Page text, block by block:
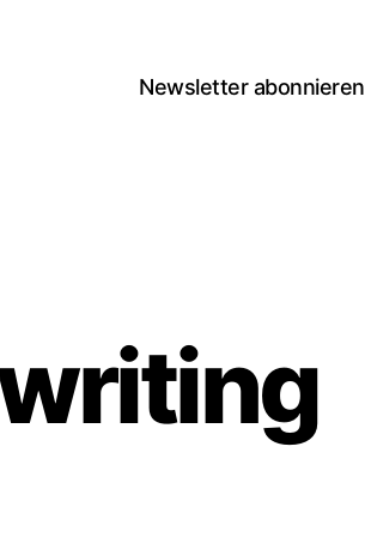
Newsletter abonnieren